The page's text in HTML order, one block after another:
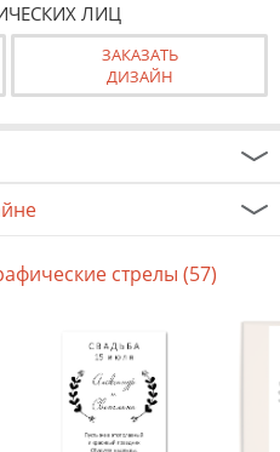
ЛИЦ
ЗАКАЗАТЬ
ДИЗАЙН
стрелы (57)